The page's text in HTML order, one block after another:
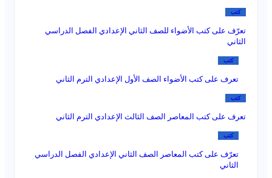
كتب
تعرّف على كتب الأضواء للصف الثاني الإعدادي الفصل الدراسي
الثاني
كتب
تعرف على كتب الأضواء الصف الأول الإعدادي الترم الثاني
كتب
تعرف على كتب المعاصر الصف الثالث الإعدادي الترم الثاني
كتب
تعرّف على كتب المعاصر الصف الثاني الإعدادي الفصل الدراسي
الثاني